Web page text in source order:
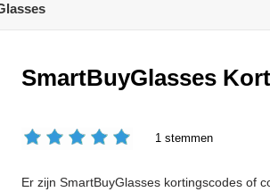
SmartBuyGlasses
1 stemmen
Er zijn SmartBuyGlasses kortingscodes of